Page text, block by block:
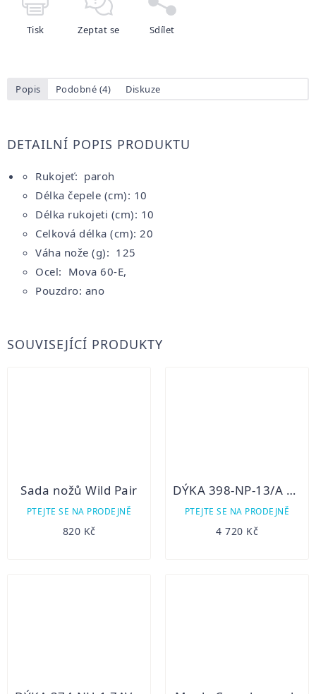
Tisk Zeptat se Sdílet
Popis Podobné (4) Diskuze
DETAILNÍ POPIS PRODUKTU
Rukojeť: paroh
Délka čepele (cm): 10
Délka rukojeti (cm): 10
Celková délka (cm): 20
Váha nože (g): 125
Ocel: Mova 60-E,
Pouzdro: ano
SOUVISEJÍCÍ PRODUKTY
Sada nožů Wild Pair
PTEJTE SE NA PRODEJNĚ
820 Kč
DÝKA 398-NP-13/A LOVECKÁ
PTEJTE SE NA PRODEJNĚ
4 720 Kč